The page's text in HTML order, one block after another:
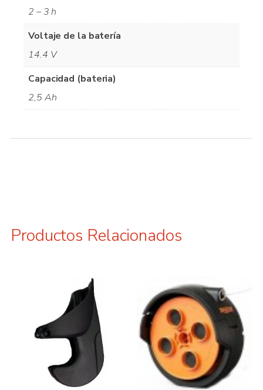
2 – 3 h
Voltaje de la batería
14.4 V
Capacidad (bateria)
2,5 Ah
Productos Relacionados